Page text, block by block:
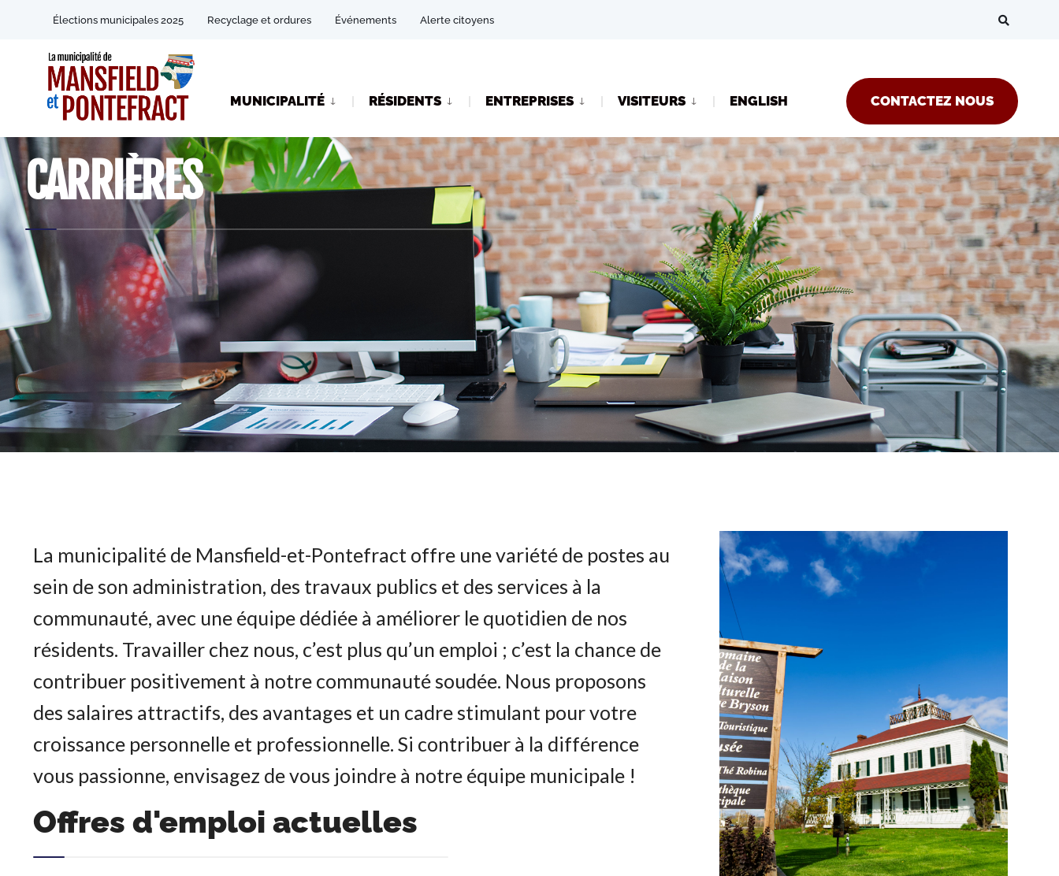
Élections municipales 2025 Recyclage et ordures Événements Alerte citoyens
MUNICIPALITÉ RÉSIDENTS ENTREPRISES VISITEURS CONTACTEZ NOUS
ENGLISH
CARRIÈRES
La municipalité de Mansfield-et-Pontefract offre une variété de postes au
sein de son administration, des travaux publics et des services à la
communauté, avec une équipe dédiée à améliorer le quotidien de nos
résidents. Travailler chez nous, c’est plus qu’un emploi ; c’est la chance de
contribuer positivement à notre communauté soudée. Nous proposons
des salaires attractifs, des avantages et un cadre stimulant pour votre
croissance personnelle et professionnelle. Si contribuer à la différence
vous passionne, envisagez de vous joindre à notre équipe municipale !
Offres d'emploi actuelles